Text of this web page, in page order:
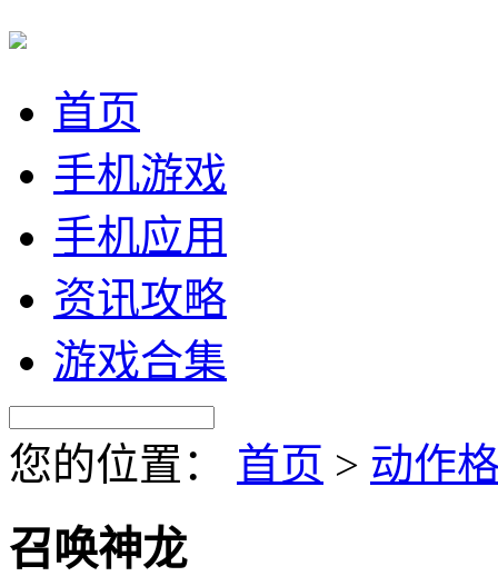
首页
手机游戏
手机应用
资讯攻略
游戏合集
您的位置： 首页 > 动作
召唤神龙